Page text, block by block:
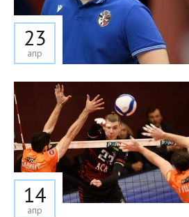
23
апр
14
апр